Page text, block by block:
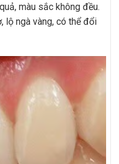
màu sắc không đều.
lộ ngà vàng, có thể đổi